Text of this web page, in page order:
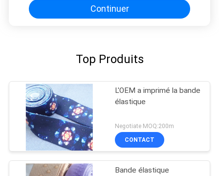
Continuer
Top Produits
L'OEM a imprimé la bande
élastique
Negotiate MOQ:200m
CONTACT
Bande élastique